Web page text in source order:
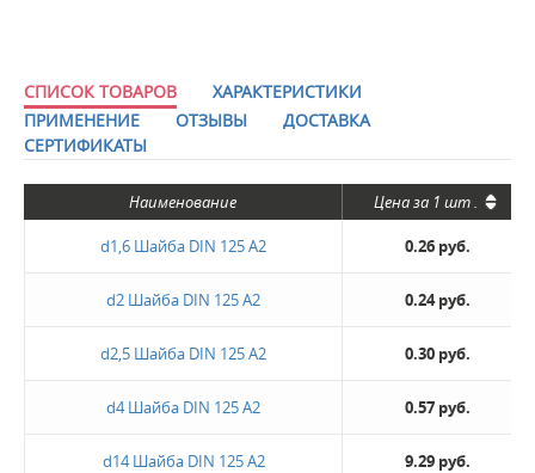
СПИСОК ТОВАРОВ
ХАРАКТЕРИСТИКИ
ПРИМЕНЕНИЕ
ОТЗЫВЫ
ДОСТАВКА
СЕРТИФИКАТЫ
Наименование Цена за 1 шт.
d1,6 Шайба DIN 125 А2 0.26 руб.
d2 Шайба DIN 125 А2 0.24 руб.
d2,5 Шайба DIN 125 А2 0.30 руб.
d4 Шайба DIN 125 А2 0.57 руб.
d14 Шайба DIN 125 А2 9.29 руб.